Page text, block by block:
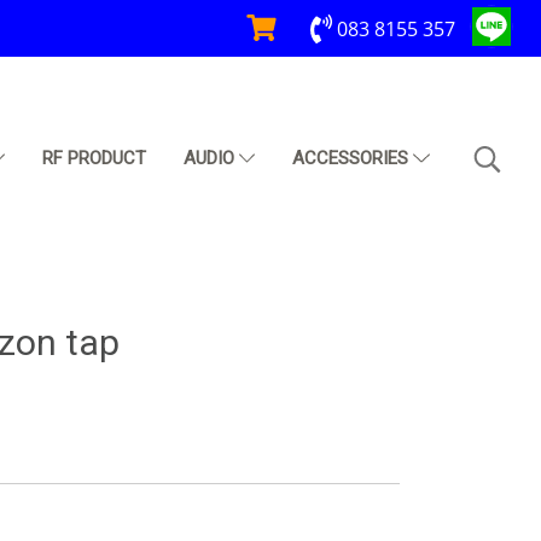
083 8155 357
RF PRODUCT AUDIO ACCESSORIES
tap